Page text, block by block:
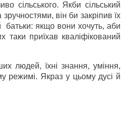
сільського. Якби сільський
він би закріпив їх
батьки: якщо вони хочуть, аби
таки приїхав кваліфікований
людей, їхні знання, уміння,
режимі. Якраз у цьому дусі й